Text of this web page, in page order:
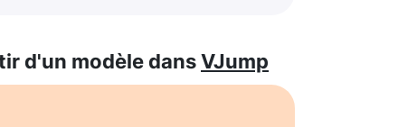
d'un modèle dansVJump